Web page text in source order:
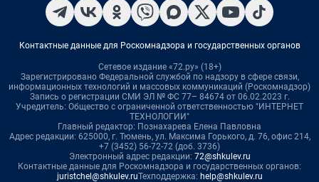
Контактные данные для Роскомнадзора и государственных органов
Сетевое издание «72.ру» (18+)
Зарегистрировано Федеральной службой по надзору в сфере связи,
информационных технологий и массовых коммуникаций (Роскомнадзор)
Запись о регистрации СМИ ЭЛ № ФС 77– 84674 от 06.02.2023 г.
Учредитель: Общество с ограниченной ответственностью "ИНТЕРНЕТ
ТЕХНОЛОГИИ"
Главный редактор: Познахарева Елена Павловна
Адрес редакции: 625000, г. Тюмень, ул. Максима Горького, д. 76, офис 214,
+7 (3452) 56-72-72 (доб. 3736)
Электронный адрес редакции: 72@shkulev.ru
Контактные данные для Роскомнадзора и государственных органов:
juristchel@shkulev.ruТехподдержка: help@shkulev.ru